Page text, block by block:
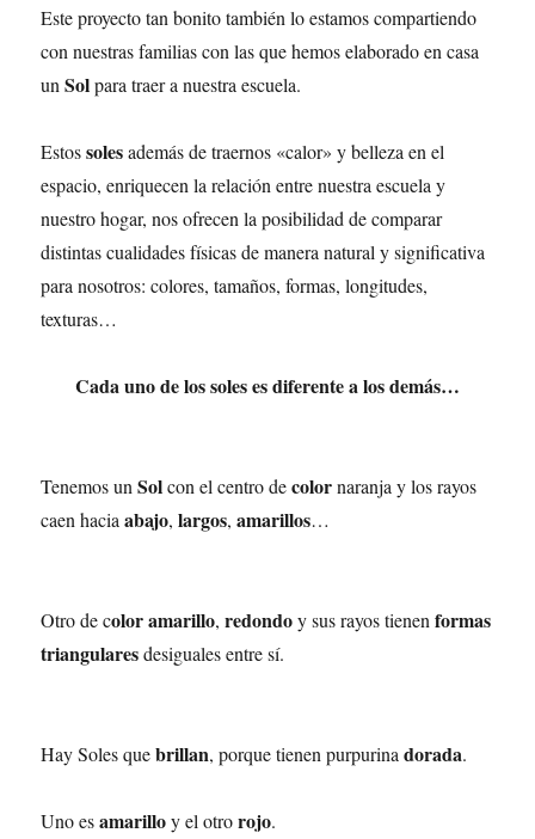
Este proyecto tan bonito también lo estamos compartiendo
con nuestras familias con las que hemos elaborado en casa
unSolpara traer a nuestra escuela.
Estossolesademás de traernos «calor» y belleza en el
espacio, enriquecen la relación entre nuestra escuela y
nuestro hogar, nos ofrecen la posibilidad de comparar
distintas cualidades físicas de manera natural y significativa
para nosotros: colores, tamaños, formas, longitudes,
texturas…
Cada uno de los soles es diferente a los demás…
Tenemos unSolcon el centro decolornaranja y los rayos
caen haciaabajo,largos,amarillos…
Otro de color amarillo,redondoy sus rayos tienenformas
triangularesdesiguales entre sí.
Hay Soles quebrillan, porque tienen purpurinadorada.
Uno esamarilloy el otrorojo.